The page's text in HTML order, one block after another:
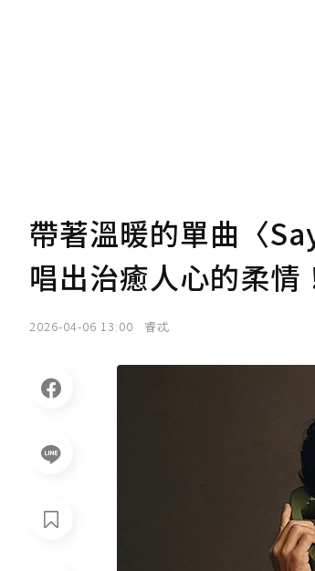
帶著溫暖的單曲〈
唱出治癒人心的柔情
2026-04-06 13:00 睿忒